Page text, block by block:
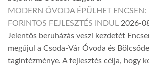
MODERN ÓVODA ÉPÜLHET
FORINTOS FEJLESZTÉS INDUL 2026-
Jelentős beruházás veszi kezdetét
megújul a Csoda-Vár Óvoda és
tagintézménye. A fejlesztés célja, hogy